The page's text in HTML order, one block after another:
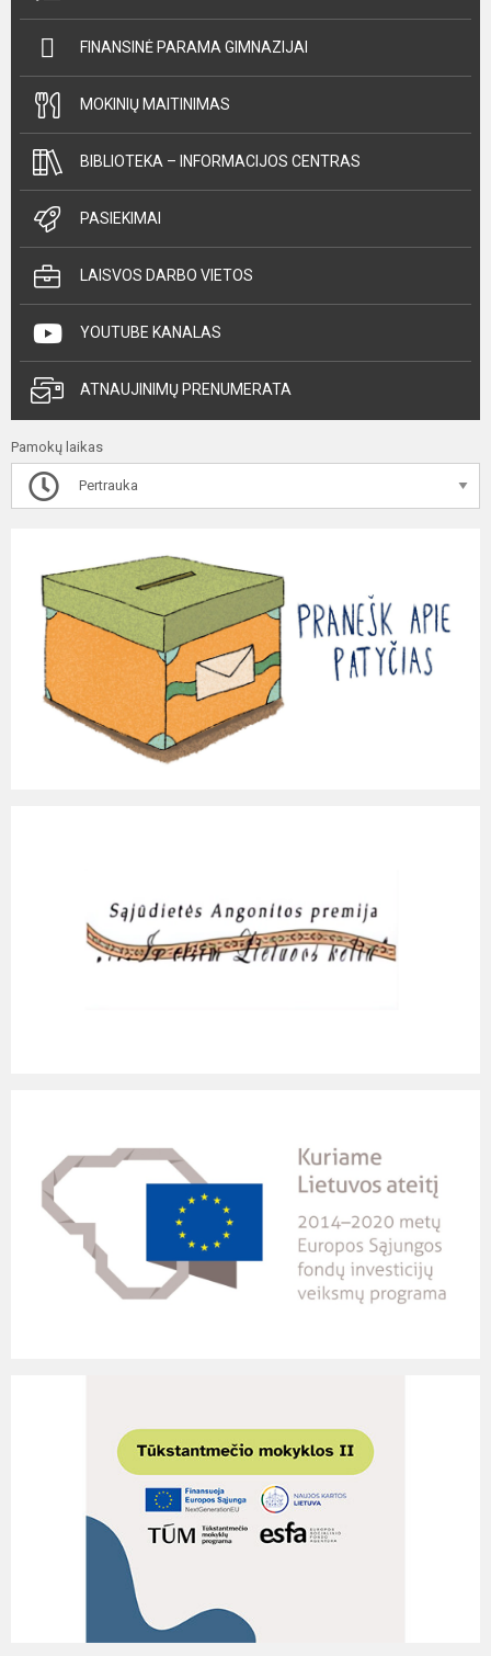
FINANSINĖ PARAMA GIMNAZIJAI
MOKINIŲ MAITINIMAS
BIBLIOTEKA – INFORMACIJOS CENTRAS
PASIEKIMAI
LAISVOS DARBO VIETOS
YOUTUBE KANALAS
ATNAUJINIMŲ PRENUMERATA
Pamokų laikas
Pertrauka